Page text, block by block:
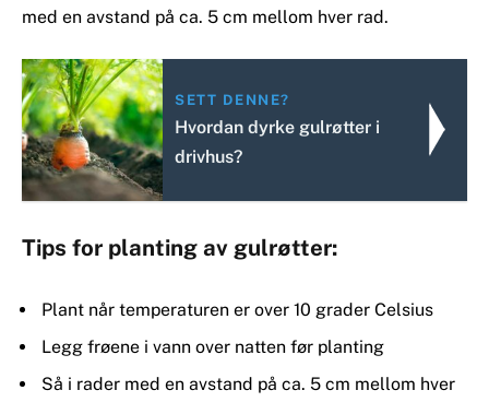
med en avstand på ca. 5 cm mellom hver rad.
SETT DENNE?
Hvordan dyrke gulrøtter i
drivhus?
Tips for planting av gulrøtter:
Plant når temperaturen er over 10 grader Celsius
Legg frøene i vann over natten før planting
Så i rader med en avstand på ca. 5 cm mellom hver